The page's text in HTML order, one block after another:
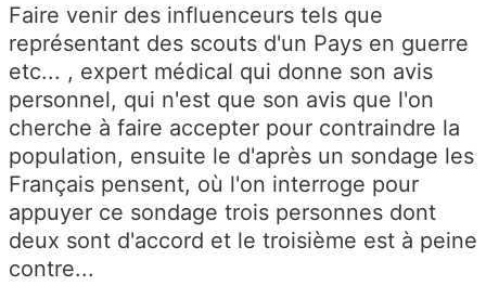
Faire venir des influenceurs tels que
représentant des scouts d'un Pays en guerre
etc... , expert médical qui donne son avis
personnel, qui n'est que son avis que l'on
cherche à faire accepter pour contraindre la
population, ensuite le d'après un sondage les
Français pensent, où l'on interroge pour
appuyer ce sondage trois personnes dont
deux sont d'accord et le troisième est à peine
contre...